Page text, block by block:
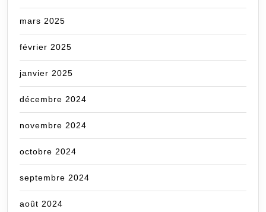
mars 2025
février 2025
janvier 2025
décembre 2024
novembre 2024
octobre 2024
septembre 2024
août 2024